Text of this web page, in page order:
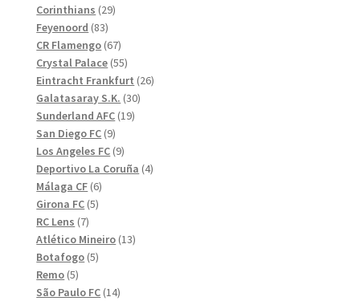
Corinthians 2929
Feyenoord 8383
produkter
CR Flamengo 6767
produkter
Crystal Palace 5555
produkter
Eintracht Frankfurt 2626
Galatasaray S.K. 3030
Sunderland AFC 1919
San Diego FC 99
produkter
Los Angeles FC 99
produkter
Deportivo La Coruña 44
Málaga CF 66
Girona FC 55
RC Lens 77
produkter
Atlético Mineiro 1313
Botafogo 55
Remo 55
produkter
São Paulo FC 1414